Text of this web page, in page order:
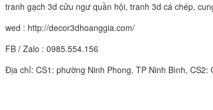
tranh gạch 3d cửu ngư quần hội, tranh 3d cá chép,
wed : http://decor3dhoanggia.com/
FB / Zalo : 0985.554.156
Địa chỉ: CS1: phường Ninh Phong, TP Ninh Bình, CS2: